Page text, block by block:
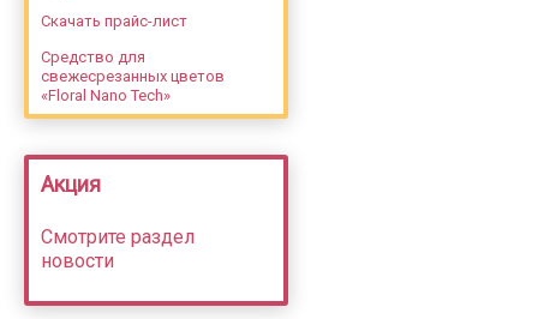
Скачать прайс-лист
Средство для
свежесрезанных цветов
«Floral Nano Tech»
Акция
Смотрите раздел
новости